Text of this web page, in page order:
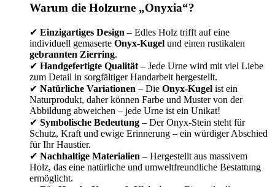
Warum die Holzurne „Onyxia“?
✔ Einzigartiges Design – Edles Holz trifft auf eine
individuell gemaserte Onyx-Kugel und einen rustikalen
gebrannten Zierring.
✔ Handgefertigte Qualität – Jede Urne wird mit viel Liebe
zum Detail in sorgfältiger Handarbeit hergestellt.
✔ Natürliche Variationen – Die Onyx-Kugel ist ein
Naturprodukt, daher können Farbe und Muster von der
Abbildung abweichen – jede Urne ist ein Unikat!
✔ Symbolische Bedeutung – Der Onyx-Stein steht für
Schutz, Kraft und ewige Erinnerung – ein würdiger Abschied
für Ihr Haustier.
✔ Nachhaltige Materialien – Hergestellt aus massivem
Holz, das eine natürliche und umweltfreundliche Bestattung
ermöglicht.